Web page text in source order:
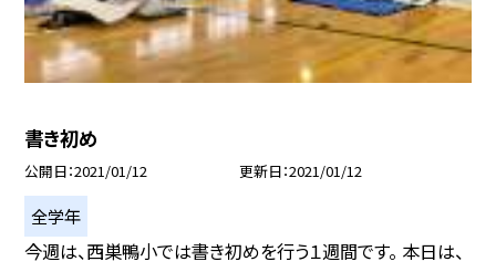
書き初め
公開日 2021/01/12 更新日 2021/01/12
全学年
今週は、西巣鴨小では書き初めを行う１週間です。 本日は、